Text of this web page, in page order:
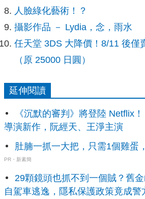
人臉綠化藝術！？
攝影作品 － Lydia，念，雨水
任天堂 3DS 大降價！8/11 後僅
（原 25000 日圓）
延伸閱讀
《沉默的審判》將登陸 Netflix！
導演新作，阮經天、王淨主演
肚腩一抓一大把，只需1個雞蛋
PR・新素簡
29顆鏡頭也抓不到一個賊？舊
自駕車逃逸，隱私保護政策竟成警